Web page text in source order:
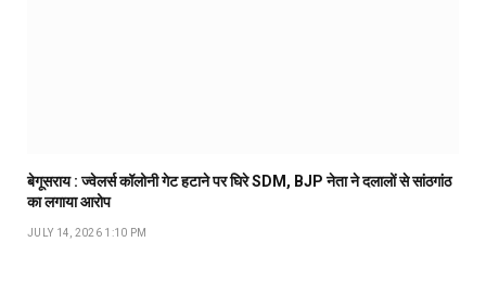
बेगूसराय : ज्वेलर्स कॉलोनी गेट हटाने पर घिरे SDM, BJP नेता ने दलालों से सांठगांठ
का लगाया आरोप
JULY 14, 2026 1:10 PM